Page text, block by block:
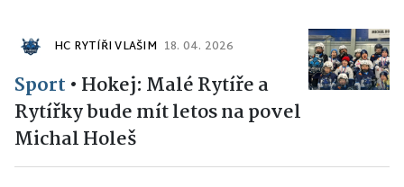
HC RYTÍŘI VLAŠIM 18. 04. 2026
Sport • Hokej: Malé Rytíře a
Rytířky bude mít letos na povel
Michal Holeš